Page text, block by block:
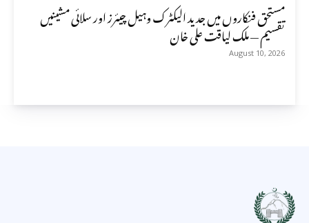
مستحق فنکاروں میں جدید الیکٹرک وہیل چیئرز اور سلائی مشینیں
تقسیم — ملک لیاقت علی خان
August 10, 2026